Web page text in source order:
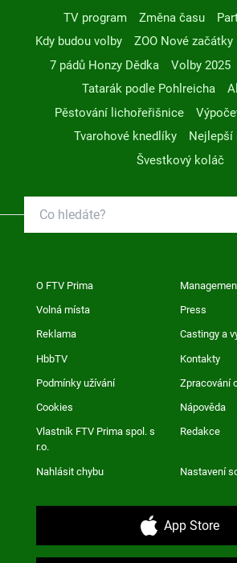
TV program
Změna času
Kdy budou volby
ZOO Nové začátky
7 pádů Honzy Dědka
Volby 2025
Tatarák podle Pohlreicha
Pěstování lichořeřišnice
Tvarohové knedlíky
Nejlepší
Švestkový koláč
O FTV Prima
Volná místa Press
Reklama Castingy a
HbbTV Kontakty
Podmínky užívání Zpracování
Cookies Nápověda
Vlastník FTV Prima spol. s
r.o.
Redakce
Nahlásit chybu Nastavení
App Store